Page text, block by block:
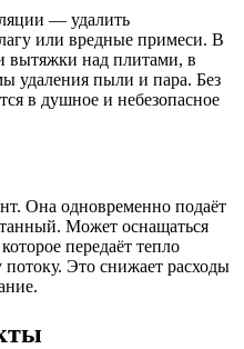
— удалить
или вредные примеси. В
вытяжки над плитами, в
удаления пыли и пара. Без
в душное и небезопасное
Она одновременно подаёт
Может оснащаться
передаёт тепло
потоку. Это снижает расходы